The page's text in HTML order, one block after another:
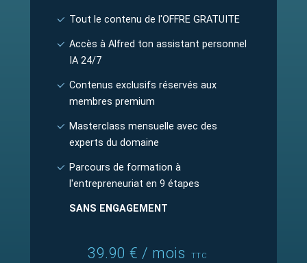
Tout le contenu de l'OFFRE GRATUITE
Accès à Alfred ton assistant personnel
IA 24/7
Contenus exclusifs réservés aux
membres premium
Masterclass mensuelle avec des
experts du domaine
Parcours de formation à
l'entrepreneuriat en 9 étapes
SANS ENGAGEMENT
39.90 € / mois TTC